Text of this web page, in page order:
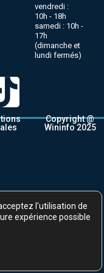
vendredi :
10h - 18h
samedi : 10h -
17h
(dimanche et
lundi fermés)
Copyright @
Wininfo 2025
l'utilisation de
expérience possible